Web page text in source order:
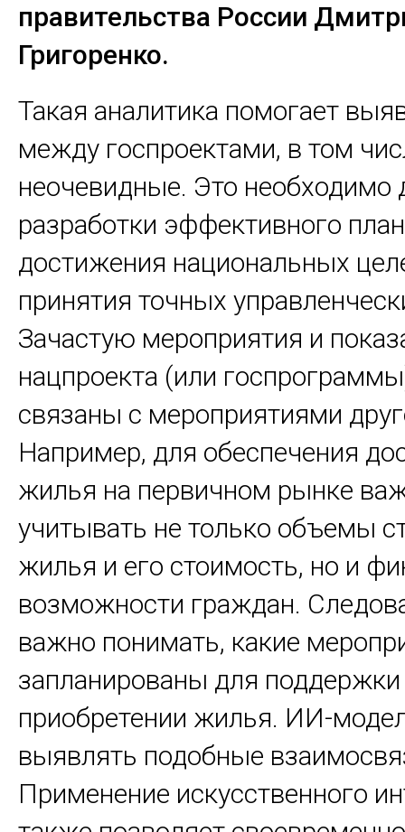
правительства России
Григоренко.
Такая аналитика помогает
между госпроектами, в том
неочевидные. Это необходимо
разработки эффективного
достижения национальных
принятия точных
Зачастую мероприятия и
нацпроекта (или
связаны с мероприятиями
Например, для обеспечения
жилья на первичном рынке
учитывать не только объемы
жилья и его стоимость, но и
возможности граждан.
важно понимать, какие
запланированы для
приобретении жилья. ИИ-
выявлять подобные
Применение искусственного